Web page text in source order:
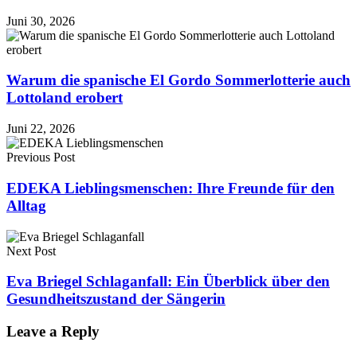
Juni 30, 2026
Warum die spanische El Gordo Sommerlotterie auch
Lottoland erobert
Juni 22, 2026
Previous Post
EDEKA Lieblingsmenschen: Ihre Freunde für den
Alltag
Next Post
Eva Briegel Schlaganfall: Ein Überblick über den
Gesundheitszustand der Sängerin
Leave a Reply